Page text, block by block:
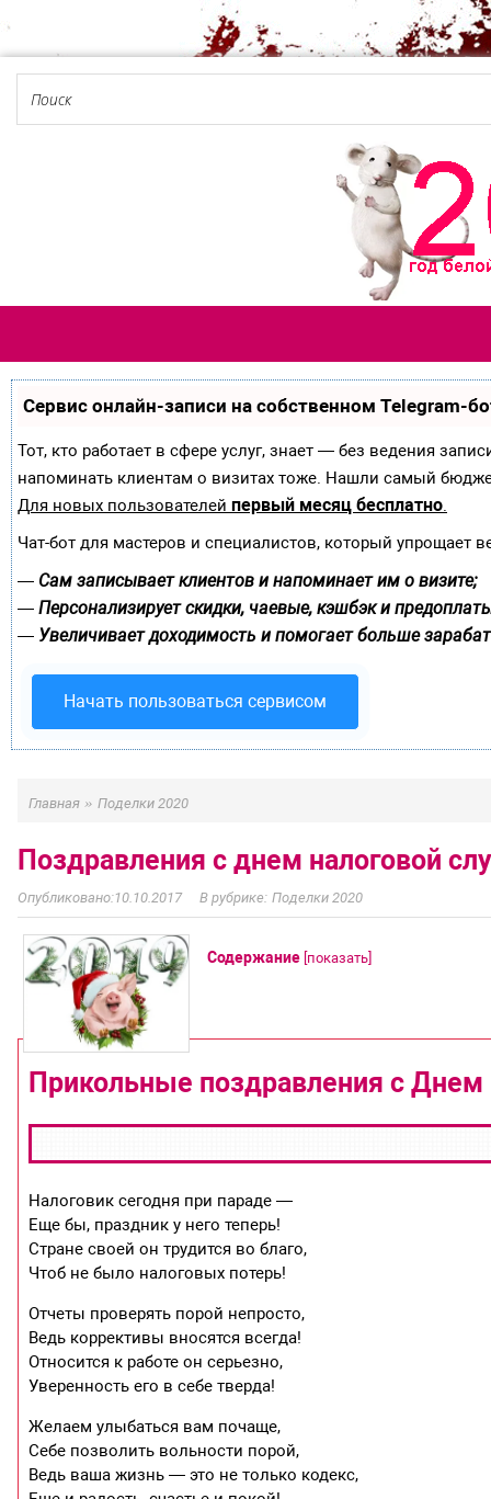
Сервис онлайн-записи на собственном Telegram-
Тот, кто работает в сфере услуг, знает — без ведения
напоминать клиентам о визитах тоже. Нашли самый
Для новых пользователей первый месяц бесплатно.
Чат-бот для мастеров и специалистов, который упрощает
— Сам записывает клиентов и напоминает им о визите;
— Персонализирует скидки, чаевые, кэшбэк и
— Увеличивает доходимость и помогает больше
Начать пользоваться сервисом
Главная » Поделки 2020
Поздравления с днем налоговой
10.10.2017 Поделки 2020
Содержание [показать]
Прикольные поздравления с
Налоговик сегодня при параде —
Еще бы, праздник у него теперь!
Стране своей он трудится во благо,
Чтоб не было налоговых потерь!
Отчеты проверять порой непросто,
Ведь коррективы вносятся всегда!
Относится к работе он серьезно,
Уверенность его в себе тверда!
Желаем улыбаться вам почаще,
Себе позволить вольности порой,
Ведь ваша жизнь — это не только кодекс,